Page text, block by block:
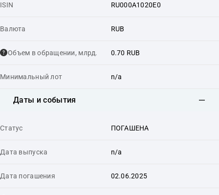
ISIN RU000A1020E0
Валюта RUB
Объем в обращении, млрд. 0.70 RUB
Минимальный лот n/a
Даты и события
Статус ПОГАШЕНА
Дата выпуска n/a
Дата погашения 02.06.2025